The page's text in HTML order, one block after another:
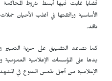
قضايا غابت فيها أبسط شروط المحاكمة
الأساسية ورافقتها في أغلب الأحيان
ناقد.
كما تصاعد التضييق على حرية التعبير
يدها على المؤسسات الإعلامية العمومية
الإعلامية من أجل طمس التنوع في المشهد